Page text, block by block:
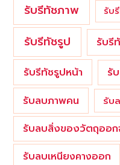
รับรีทัชภาพ รับ
รับรีทัชรูป
รับรี
รับรีทัชรูปหน้า
รั
รับลบภาพคน
รับ
รับลบสิ่งของวัตถุออก
รับลบเหนียงคางออก